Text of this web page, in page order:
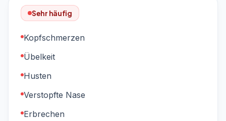
Sehr häufig
Kopfschmerzen
Übelkeit
Husten
Verstopfte Nase
Erbrechen